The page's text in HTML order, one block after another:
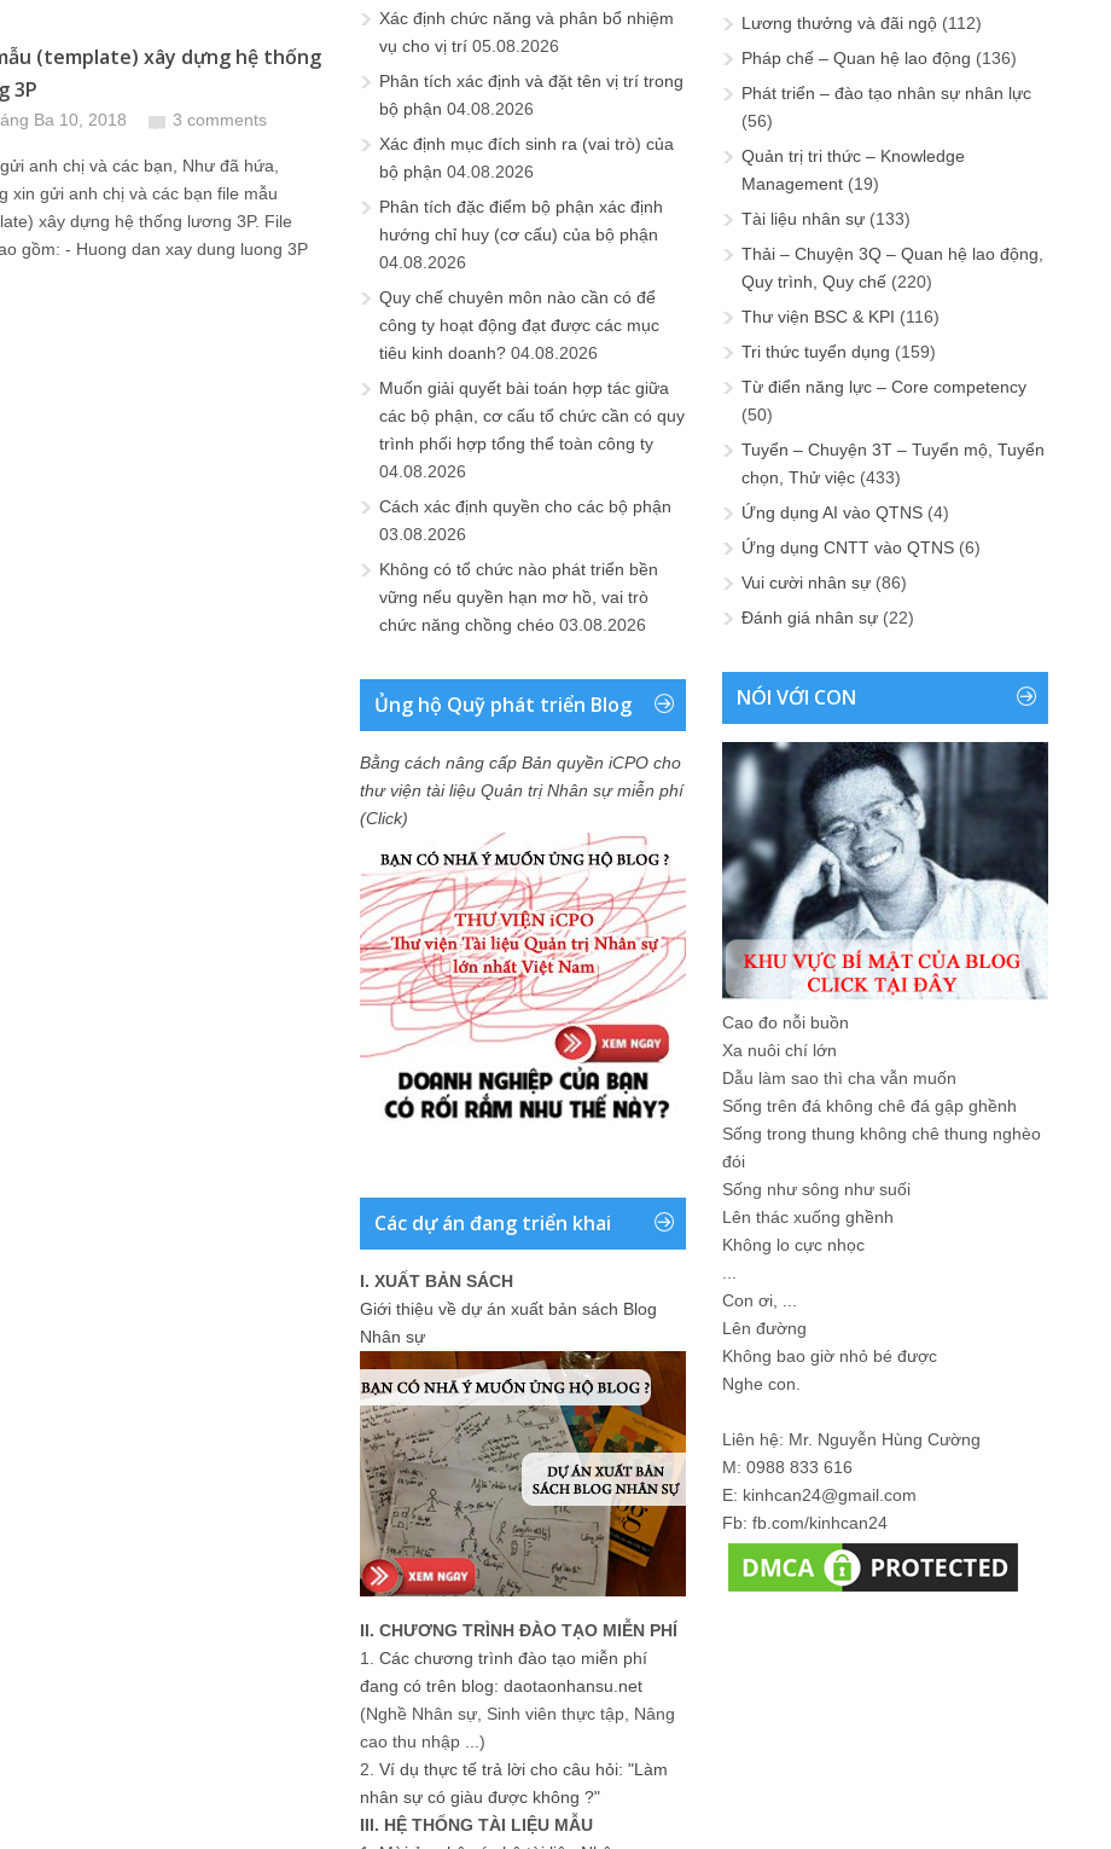
(template) xây dựng hệ thống
3P
Ba 10, 2018 3 comments
anh chị và các bạn, Như đã hứa,
xin gửi anh chị và các bạn file mẫu
xây dựng hệ thống lương 3P. File
gồm: - Huong dan xay dung luong 3P
Xác định chức năng và phân bổ nhiệm
vụ cho vị trí 05.08.2026
Phân tích xác định và đặt tên vị trí trong
bộ phận 04.08.2026
Xác định mục đích sinh ra (vai trò) của
bộ phận 04.08.2026
Phân tích đặc điểm bộ phận xác định
hướng chỉ huy (cơ cấu) của bộ phận
04.08.2026
Quy chế chuyên môn nào cần có để
công ty hoạt động đạt được các mục
tiêu kinh doanh? 04.08.2026
Muốn giải quyết bài toán hợp tác giữa
các bộ phận, cơ cấu tổ chức cần có quy
trình phối hợp tổng thể toàn công ty
04.08.2026
Cách xác định quyền cho các bộ phận
03.08.2026
Không có tổ chức nào phát triển bền
vững nếu quyền hạn mơ hồ, vai trò
chức năng chồng chéo 03.08.2026
Ủng hộ Quỹ phát triển Blog
Bằng cách nâng cấp Bản quyền iCPO cho
thư viện tài liệu Quản trị Nhân sự miễn phí
(Click)
Các dự án đang triển khai
I. XUẤT BẢN SÁCH
Giới thiệu về dự án xuất bản sách Blog
Nhân sự
II. CHƯƠNG TRÌNH ĐÀO TẠO MIỄN PHÍ
1. Các chương trình đào tạo miễn phí
đang có trên blog: daotaonhansu.net
(Nghề Nhân sự, Sinh viên thực tập, Nâng
cao thu nhập ...)
2. Ví dụ thực tế trả lời cho câu hỏi: "Làm
nhân sự có giàu được không ?"
III. HỆ THỐNG TÀI LIỆU MẪU
Lương thưởng và đãi ngộ (112)
Pháp chế – Quan hệ lao động (136)
Phát triển – đào tạo nhân sự nhân lực
(56)
Quản trị tri thức – Knowledge
Management (19)
Tài liệu nhân sự (133)
Thải – Chuyện 3Q – Quan hệ lao động,
Quy trình, Quy chế (220)
Thư viện BSC & KPI (116)
Tri thức tuyển dụng (159)
Từ điển năng lực – Core competency
(50)
Tuyển – Chuyện 3T – Tuyển mộ, Tuyển
chọn, Thử việc (433)
Ứng dụng AI vào QTNS (4)
Ứng dụng CNTT vào QTNS (6)
Vui cười nhân sự (86)
Đánh giá nhân sự (22)
NÓI VỚI CON
Cao đo nỗi buồn
Xa nuôi chí lớn
Dẫu làm sao thì cha vẫn muốn
Sống trên đá không chê đá gập ghềnh
Sống trong thung không chê thung nghèo
đói
Sống như sông như suối
Lên thác xuống ghềnh
Không lo cực nhọc
Con ơi, ...
Lên đường
Không bao giờ nhỏ bé được
Nghe con.
Liên hệ: Mr. Nguyễn Hùng Cường
M: 0988 833 616
E: kinhcan24@gmail.com
Fb: fb.com/kinhcan24